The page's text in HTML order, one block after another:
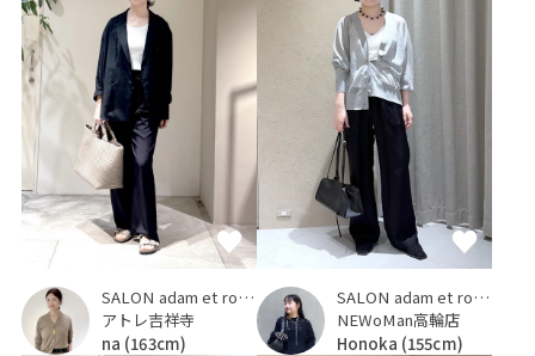
SALON adam et ropé
アトレ吉祥寺
na (163cm)
SALON adam et ropé
NEWoMan高輪店
Honoka (155cm)